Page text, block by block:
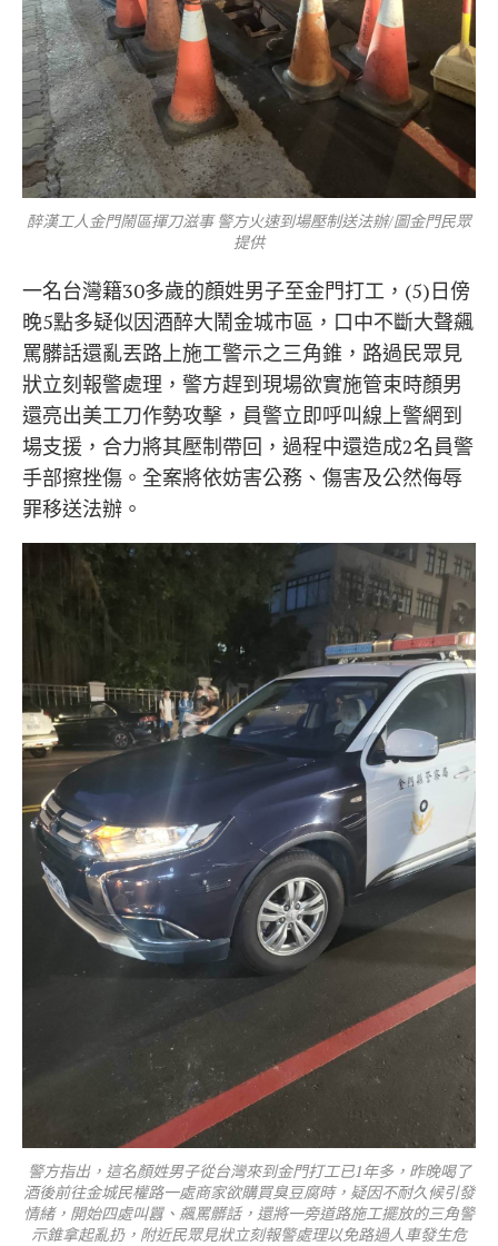
醉漢工人金門鬧區揮刀滋事 警方火速到場壓制送法辦/圖金門民眾
提供
一名台灣籍30多歲的顏姓男子至金門打工，(5)日傍
晚5點多疑似因酒醉大鬧金城市區，口中不斷大聲飆
罵髒話還亂丟路上施工警示之三角錐，路過民眾見
狀立刻報警處理，警方趕到現場欲實施管束時顏男
還亮出美工刀作勢攻擊，員警立即呼叫線上警網到
場支援，合力將其壓制帶回，過程中還造成2名員警
手部擦挫傷。全案將依妨害公務、傷害及公然侮辱
罪移送法辦。
警方指出，這名顏姓男子從台灣來到金門打工已1年多，昨晚喝了
酒後前往金城民權路一處商家欲購買臭豆腐時，疑因不耐久候引發
情緒，開始四處叫囂、飆罵髒話，還將一旁道路施工擺放的三角警
示錐拿起亂扔，附近民眾見狀立刻報警處理以免路過人車發生危